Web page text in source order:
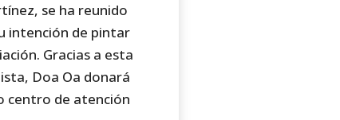
se ha reunido
intención de pintar
Gracias a esta
Doa Oa donará
centro de atención